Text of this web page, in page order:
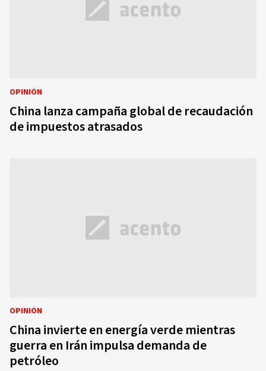
OPINIÓN
China lanza campaña global de recaudación
de impuestos atrasados
OPINIÓN
China invierte en energía verde mientras
guerra en Irán impulsa demanda de
petróleo